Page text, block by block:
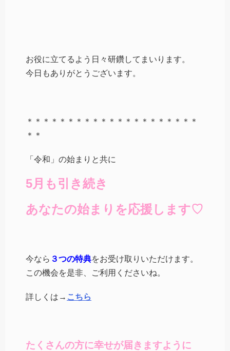
お役に立てるよう日々研鑽してまいります。
今日もありがとうございます。
＊＊＊＊＊＊＊＊＊＊＊＊＊＊＊＊＊＊＊＊＊
＊＊
「令和」の始まりと共に
5月も引き続き
あなたの始まりを応援します♡
今なら ３つの特典をお受け取りいただけます。
この機会を是非、ご利用くださいね。
詳しくは→ こちら
たくさんの方に幸せが届きますように